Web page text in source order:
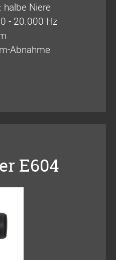
halbe Niere
- 20.000 Hz
Abnahme
E604